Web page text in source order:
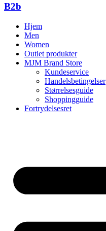
B2b
Hjem
Men
Women
Outlet produkter
MJM Brand Store
Kundeservice
Handelsbetingelser
Størrelsesguide
Shoppingguide
Fortrydelsesret